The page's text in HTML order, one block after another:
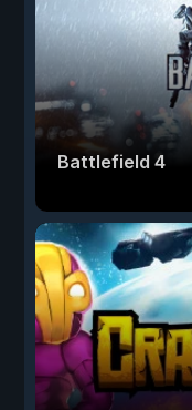
Battlefield 4